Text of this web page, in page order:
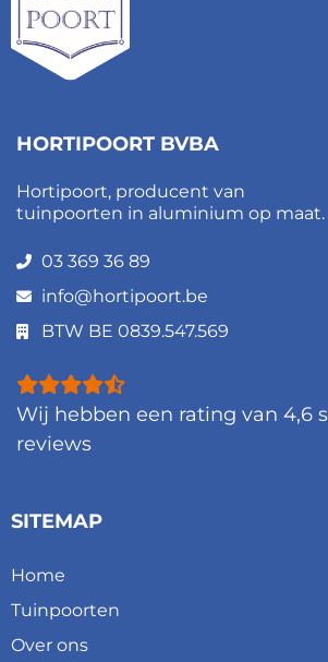
HORTIPOORT BVBA
Hortipoort, producent van
tuinpoorten in aluminium op maat.
03 369 36 89
info@hortipoort.be
BTW BE 0839.547.569
Wij hebben een rating van 4,6
reviews
SITEMAP
Home
Tuinpoorten
Over ons